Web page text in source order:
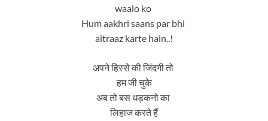
waalo ko
Hum aakhri saans par bhi
aitraaz karte hain..!
अपने हिस्से की जिंदगी तो
हम जी चुके
अब तो बस धड़कनो का
लिहाज करते हैं